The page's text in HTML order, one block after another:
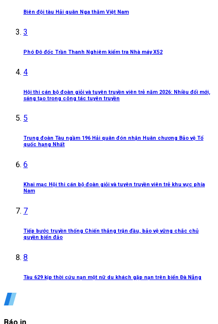
Biên đội tàu Hải quân Nga thăm Việt Nam
3
Phó Đô đốc Trần Thanh Nghiêm kiểm tra Nhà máy X52
4
Hội thi cán bộ đoàn giỏi và tuyên truyền viên trẻ năm 2026: Nhiều đổi mới,
sáng tạo trong công tác tuyên truyền
5
Trung đoàn Tàu ngầm 196 Hải quân đón nhận Huân chương Bảo vệ Tổ
quốc hạng Nhất
6
Khai mạc Hội thi cán bộ đoàn giỏi và tuyên truyền viên trẻ khu vực phía
Nam
7
Tiếp bước truyền thống Chiến thắng trận đầu, bảo vệ vững chắc chủ
quyền biển đảo
8
Tàu 629 kịp thời cứu nạn một nữ du khách gặp nạn trên biển Đà Nẵng